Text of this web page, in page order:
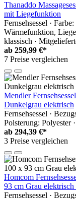
Thanaddo
mit Liegefunktion
Fernsehsessel ·
Wärmefunktion,
klassisch ·
ab 259,99 €*
7 Preise vergleichen
Mendler
Dunkelgrau elektrisch
Fernsehsessel ·
Polsterung: Polyester
ab 294,39 €*
3 Preise vergleichen
Homcom
93 cm Grau
Fernsehsessel ·